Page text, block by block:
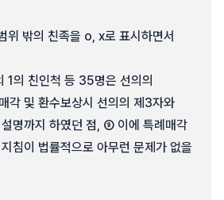
위 밖의 친족을 o, x로 표시하면서
1의 친인척 등 35명은 선의의
각 및 환수보상시 선의의 제3자와
명까지 하였던 점, ⑨ 이에 특례매각
침이 법률적으로 아무런 문제가 없을